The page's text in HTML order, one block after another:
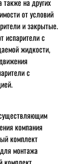
на других
от условий
и закрытые.
испарители с
жидкости,
с
компания
комплект
монтажа